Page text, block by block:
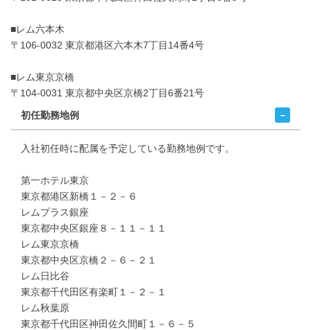
■レム六本木
〒106-0032 東京都港区六本木7丁目14番4号
■レム東京京橋
〒104-0031 東京都中央区京橋2丁目6番21号
初任勤務地例
入社初任時に配属を予定している勤務地例です。
第一ホテル東京
東京都港区新橋１－２－６
レムプラス銀座
東京都中央区銀座８－１１－１１
レム東京京橋
東京都中央区京橋２－６－２１
レム日比谷
東京都千代田区有楽町１－２－１
レム秋葉原
東京都千代田区神田佐久間町１－６－５